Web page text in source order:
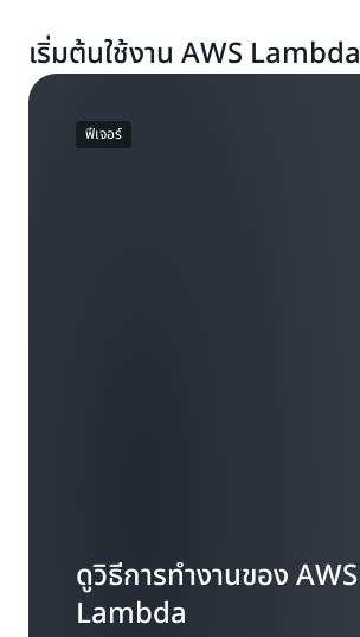
เริ่มต้นใช้งาน AWS Lambda
ฟีเจอร์
ดูวิธีการทำงานของ AWS
Lambda